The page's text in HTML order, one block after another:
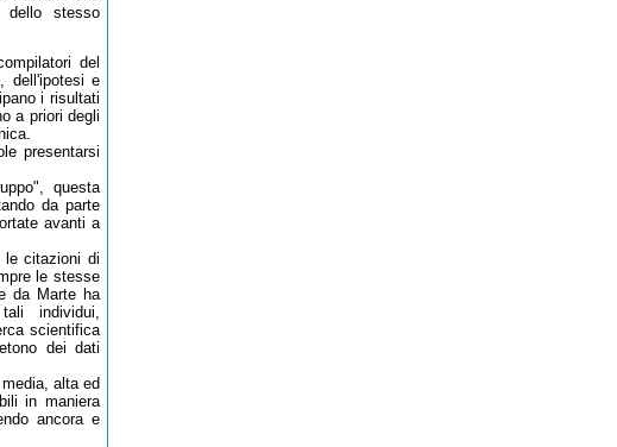
dello stesso
del
dell'ipotesi e
i risultati
a priori degli
presentarsi
questa
da parte
avanti a
le citazioni di
le stesse
da Marte ha
individui,
scientifica
dei dati
alta ed
in maniera
ancora e